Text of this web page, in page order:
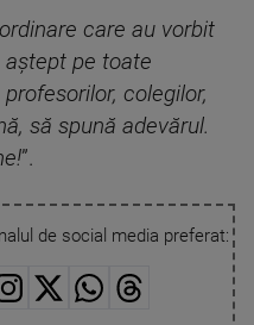
care au vorbit
aștept pe toate
colegilor,
să spună adevărul.
”.
de social media preferat: